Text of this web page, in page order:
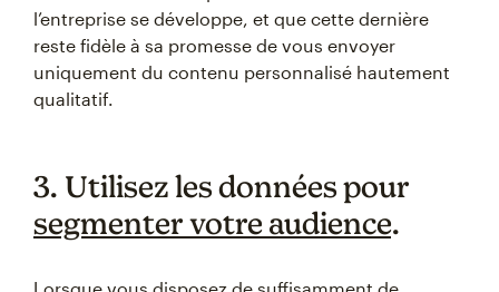
l’entreprise se développe, et que cette dernière
reste fidèle à sa promesse de vous envoyer
uniquement du contenu personnalisé hautement
qualitatif.
3. Utilisez les données pour
segmenter votre audience.